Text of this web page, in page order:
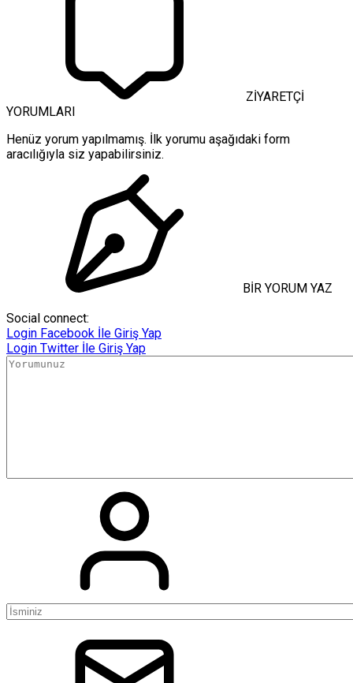
ZİYARETÇİ
YORUMLARI
Henüz yorum yapılmamış. İlk yorumu aşağıdaki form
aracılığıyla siz yapabilirsiniz.
BİR YORUM YAZ
Social connect:
Login Facebook İle Giriş Yap
Login Twitter İle Giriş Yap